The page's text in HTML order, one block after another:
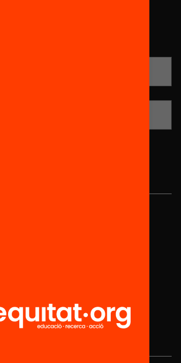
40,000 people who already
initiatives and projects for
in Catalonia.
videos